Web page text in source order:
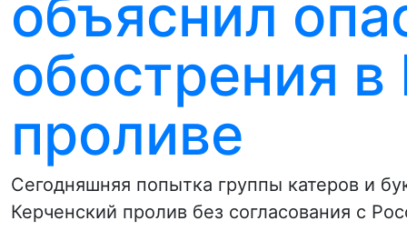
объяснил
обострения
проливе
Сегодняшняя попытка группы катеров и
Керченский пролив без согласования с